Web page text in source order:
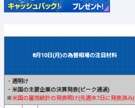
8月10日(月)の為替相場の注目材料
・ 週明け
・ 米国の主要企業の決算発表(ピーク通過)
※米国の雇用統計の発表明け(先週末7日に発表済み)